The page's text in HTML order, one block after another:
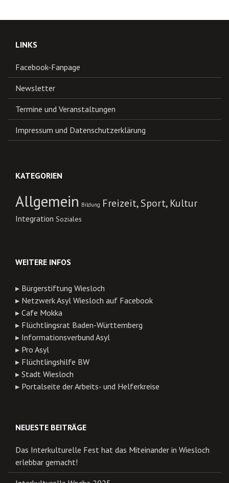
LINKS
Facebook-Fanpage
Newsletter
Termine und Veranstaltungen
Impressum und Datenschutzerklärung
KATEGORIEN
Allgemein Bildung Freizeit, Sport, Kultur
Integration Soziales
WEITERE INFOS
▸ Bürgerstiftung Wiesloch
▸ Netzwerk Asyl Wiesloch auf Facebook
▸ Cafe Mokka
▸ Flüchtlingsrat Baden-Württemberg
▸ Informationsverbund Asyl
▸ Pro Asyl
▸ Flüchtlingshilfe BW
▸ Stadt Wiesloch
▸ Portalseite der Arbeits- und Helferkreise
NEUESTE BEITRÄGE
Das Interkulturelle Fest hat das Miteinander in Wiesloch
erlebbar gemacht!